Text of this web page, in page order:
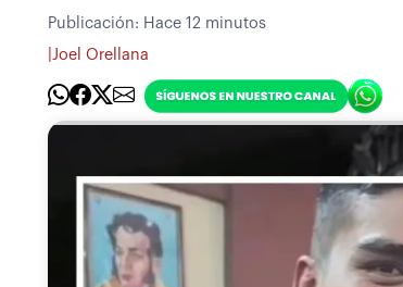
Publicación: Hace 12 minutos
Joel Orellana